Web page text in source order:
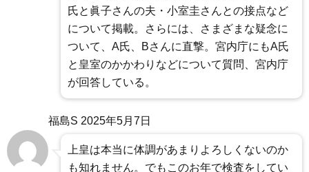
氏と眞子さんの夫・小室圭さんとの接点など
について掲載。さらには、さまざまな疑念に
ついて、A氏、Bさんに直撃。宮内庁にもA氏
と皇室のかかわりなどについて質問、宮内庁
が回答している。
福島S 2025年5月7日
上皇は本当に体調があまりよろしくないのか
も知れません。でもこのお年で検査をしてい